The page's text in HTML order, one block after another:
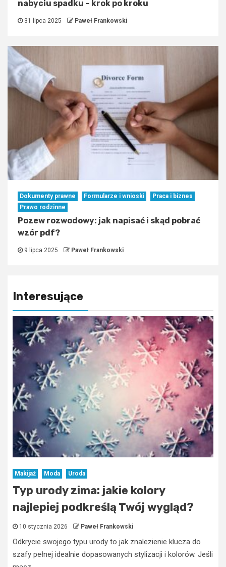
nabyciu spadku – krok po kroku
31 lipca 2025 Paweł Frankowski
Dokumenty prawne Formularze i wnioski
Praca i biznes
Prawo rodzinne
Pozew rozwodowy: jak napisać i skąd pobrać
wzór pdf?
9 lipca 2025 Paweł Frankowski
Interesujące
Makijaż Moda Uroda
Typ urody zima: jakie kolory
najlepiej podkreślą Twój wygląd?
10 stycznia 2026 Paweł Frankowski
Odkrycie swojego typu urody to jak znalezienie klucza do
szafy pełnej idealnie dopasowanych stylizacji i kolorów. Jeśli